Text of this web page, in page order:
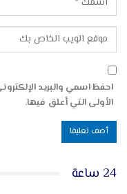
احفظ اسمي والبريد
الأولى التي أعلق فيها.
24 ساعة